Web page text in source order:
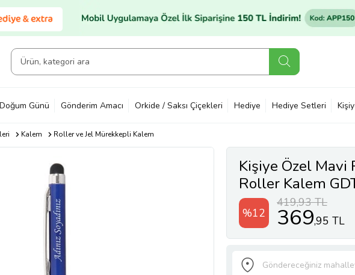
Doğum Günü Gönderim Amacı Orkide / Saksı Çiçekleri Hediye Hediye Setleri
Kalem Roller ve Jel Mürekkepli Kalem
Kişiye Özel Mavi
Roller Kalem
%12
419,93 TL
369,95 TL